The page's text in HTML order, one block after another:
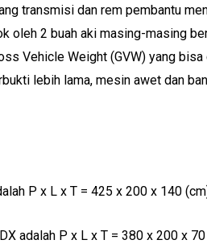
transmisi dan rem pembantu
oleh 2 buah aki masing-masing
Vehicle Weight (GVW) yang
lebih lama, mesin awet dan
P x L x T = 425 x 200 x 140
adalah P x L x T = 380 x 200 x